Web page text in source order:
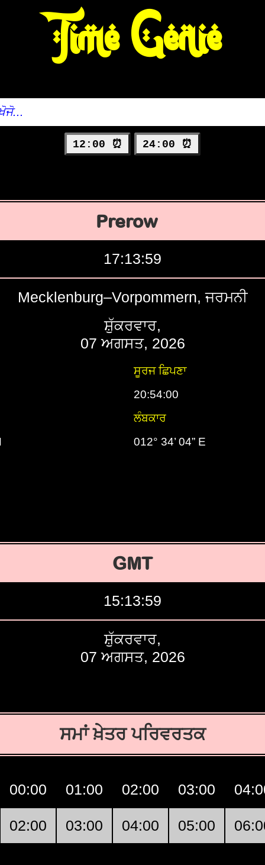
Time Genie
12:00 ⏰ 24:00 ⏰
Prerow
17:14:00
Mecklenburg–Vorpommern, ਜਰਮਨੀ
ਸ਼ੁੱਕਰਵਾਰ,
07 ਅਗਸਤ, 2026
ਸੂਰਜ ਛਿਪਣਾ
20:54:00
ਲੰਬਕਾਰ
012° 34’ 04” E
GMT
15:14:00
ਸ਼ੁੱਕਰਵਾਰ,
07 ਅਗਸਤ, 2026
ਸਮਾਂ ਖ਼ੇਤਰ ਪਰਿਵਰਤਕ
00:00 01:00 02:00 03:00
02:00 03:00 04:00 05:00